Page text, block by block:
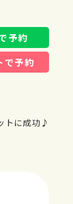
予約
で予約
に成功♪